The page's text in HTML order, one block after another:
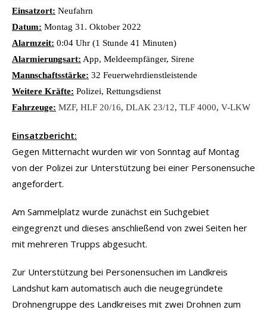
Einsatzort: Neufahrn
Datum: Montag 31. Oktober 2022
Alarmzeit: 0:04 Uhr (1 Stunde 41 Minuten)
Alarmierungsart: App, Meldeempfänger, Sirene
Mannschaftsstärke: 32 Feuerwehrdienstleistende
Weitere Kräfte: Polizei, Rettungsdienst
Fahrzeuge: MZF, HLF 20/16, DLAK 23/12, TLF 4000, V-LKW
Einsatzbericht:
Gegen Mitternacht wurden wir von Sonntag auf Montag
von der Polizei zur Unterstützung bei einer Personensuche
angefordert.
Am Sammelplatz wurde zunächst ein Suchgebiet
eingegrenzt und dieses anschließend von zwei Seiten her
mit mehreren Trupps abgesucht.
Zur Unterstützung bei Personensuchen im Landkreis
Landshut kam automatisch auch die neugegründete
Drohnengruppe des Landkreises mit zwei Drohnen zum